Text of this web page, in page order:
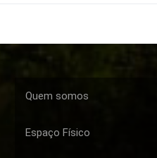
Quem somos
Espaço Físico